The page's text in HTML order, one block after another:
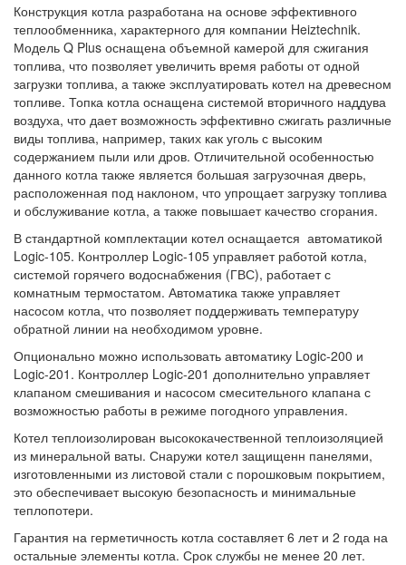
Конструкция котла разработана на основе эффективного
теплообменника, характерного для компании Heiztechnik.
Модель Q Plus оснащена объемной камерой для сжигания
топлива, что позволяет увеличить время работы от одной
загрузки топлива, а также эксплуатировать котел на древесном
топливе. Топка котла оснащена системой вторичного наддува
воздуха, что дает возможность эффективно сжигать различные
виды топлива, например, таких как уголь с высоким
содержанием пыли или дров. Отличительной особенностью
данного котла также является большая загрузочная дверь,
расположенная под наклоном, что упрощает загрузку топлива
и обслуживание котла, а также повышает качество сгорания.
В стандартной комплектации котел оснащается автоматикой
Logic-105. Контроллер Logic-105 управляет работой котла,
системой горячего водоснабжения (ГВС), работает с
комнатным термостатом. Автоматика также управляет
насосом котла, что позволяет поддерживать температуру
обратной линии на необходимом уровне.
Опционально можно использовать автоматику Logic-200 и
Logic-201. Контроллер Logic-201 дополнительно управляет
клапаном смешивания и насосом смесительного клапана с
возможностью работы в режиме погодного управления.
Котел теплоизолирован высококачественной теплоизоляцией
из минеральной ваты. Снаружи котел защищенн панелями,
изготовленными из листовой стали с порошковым покрытием,
это обеспечивает высокую безопасность и минимальные
теплопотери.
Гарантия на герметичность котла составляет 6 лет и 2 года на
остальные элементы котла. Срок службы не менее 20 лет.